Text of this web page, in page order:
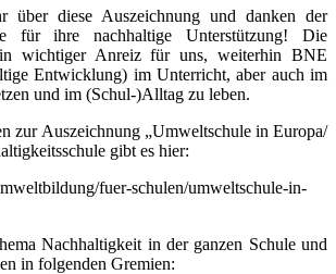
über diese Auszeichnung und danken der
für ihre nachhaltige Unterstützung! Die
wichtiger Anreiz für uns, weiterhin BNE
Entwicklung) im Unterricht, aber auch im
und im (Schul-)Alltag zu leben.
zur Auszeichnung „Umweltschule in Europa/
gibt es hier:
fuer-schulen/umweltschule-in-
Nachhaltigkeit in der ganzen Schule und
in folgenden Gremien: